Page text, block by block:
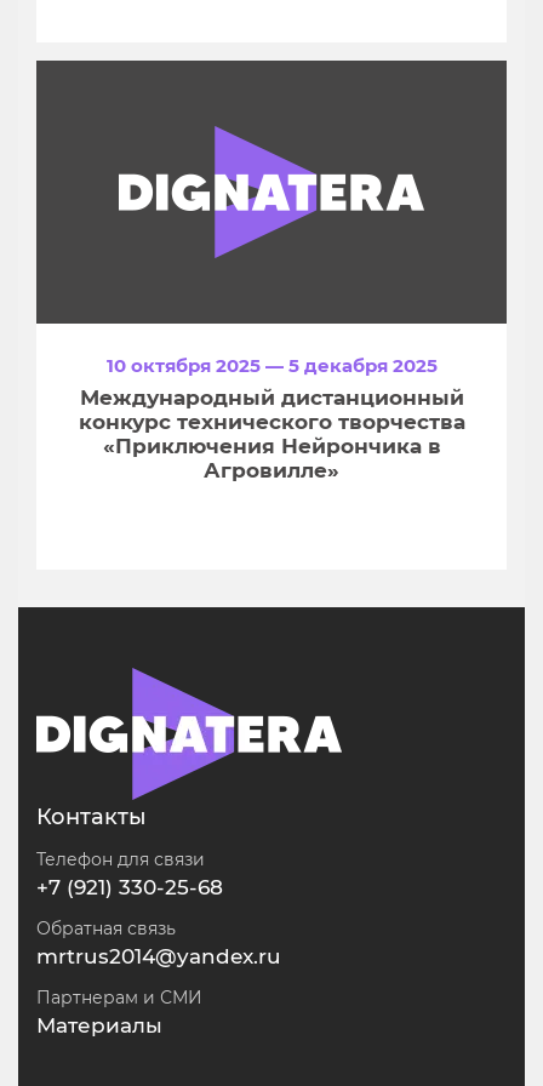
10 октября 2025 — 5 декабря 2025
Международный дистанционный
конкурс технического творчества
«Приключения Нейрончика в
Агровилле»
Контакты
Телефон для связи
+7 (921) 330-25-68
Обратная связь
mrtrus2014@yandex.ru
Партнерам и СМИ
Материалы